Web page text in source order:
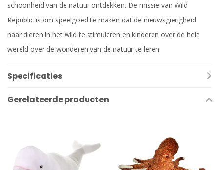
schoonheid van de natuur ontdekken. De missie van Wild
Republic is om speelgoed te maken dat de nieuwsgierigheid
naar dieren in het wild te stimuleren en kinderen over de hele
wereld over de wonderen van de natuur te leren.
Specificaties
Gerelateerde producten